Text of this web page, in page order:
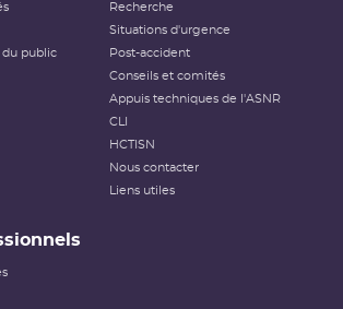
public
Recherche
Situations d'urgence
Post-accident
Conseils et comités
Appuis techniques de l'ASNR
CLI
HCTISN
Nous contacter
Liens utiles